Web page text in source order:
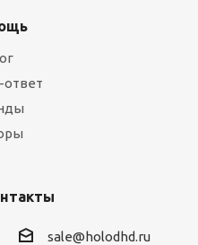
ответ
sale@holodhd.ru